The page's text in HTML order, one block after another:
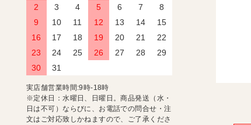
2
3 4 5 6 7
8
9
10 11 12 13 14
15
16
17 18 19 20 21
22
23
24 25 26 27 28
29
30
31
実店舗営業時間:9時-18時
※定休日：水曜日、日曜日。商品発送（水・
日は不可）ならびに、お電話での問合せ・注
文はご対応致しかねますので、ご了承くださ